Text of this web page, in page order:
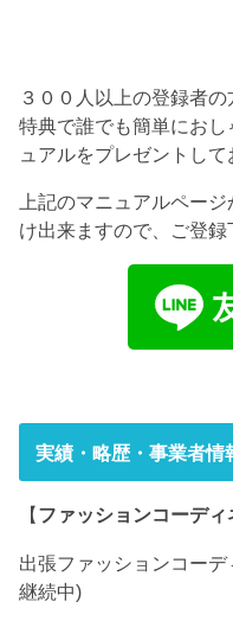
３００人以上の登録者
特典で誰でも簡単にお
ュアルをプレゼントして
上記のマニュアルペー
け出来ますので、ご登録
実績・略歴・事業者情
【 ファッションコーディ
出張ファッションコー
継続中)